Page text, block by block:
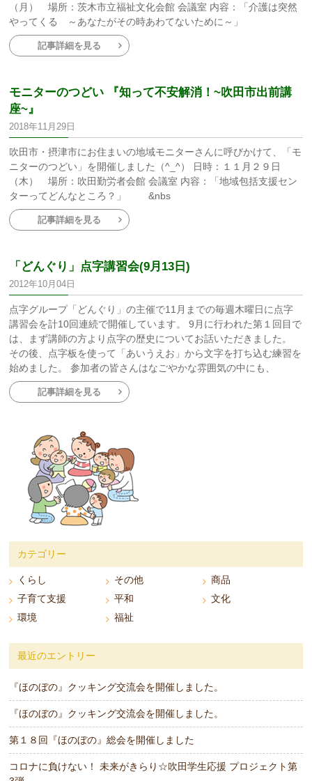
（月） 場所：茨木市立福祉文化会館 会議室 内容：「介護は突然
やってくる ～あなたがその時あわてないために～」
記事詳細を見る
モニターのつどい 『知って不安解消！~吹田市出前講
座~』
2018年11月29日
吹田市・摂津市にお住まいの地域モニターさんに呼びかけて、「モ
ニターのつどい」を開催しました（^_^） 日時：１１月２９日
（木） 場所：吹田勤労者会館 会議室 内容：「地域包括支援セン
ターってどんなところ？」 &nbs
記事詳細を見る
「どんぐり」点字講習会(9月13日)
2012年10月04日
点字グループ「どんぐり」の主催で11月までの毎週木曜日に点字
講習会を計10回連続で開催しています。 9月に行われた第１回目で
は、まず講師の方より点字の歴史についてお話いただきました。
その後、点字板を使って「あいうえお」から文字を打ち込む練習を
始めました。 参加者の皆さんはなごやかな雰囲気の中にも、
記事詳細を見る
カテゴリー
くらし その他
商品
子育て支援
平和
文化
環境
福祉
最近のエントリー
『ほのぼの』クッキング交流会を開催しました。
『ほのぼの』クッキング交流会を開催しました。
第１８回『ほのぼの』総会を開催しました
コロナに負けない！ 未来がきらり☆吹田学生応援 プロジェクト第